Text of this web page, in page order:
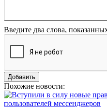
Введите два слова,
Похожие новости: